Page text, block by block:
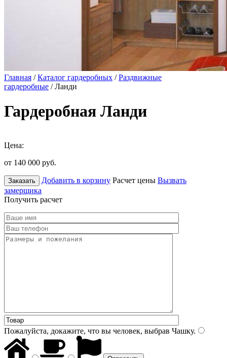
Главная /Каталог гардеробных /Раздвижные
гардеробные / Ланди
Гардеробная Ланди
Цена:
от 140 000 руб.
Заказать Добавить в корзину Расчет цены Вызвать
замерщика
Получить расчет
Пожалуйста, докажите, что вы человек, выбрав Чашку.